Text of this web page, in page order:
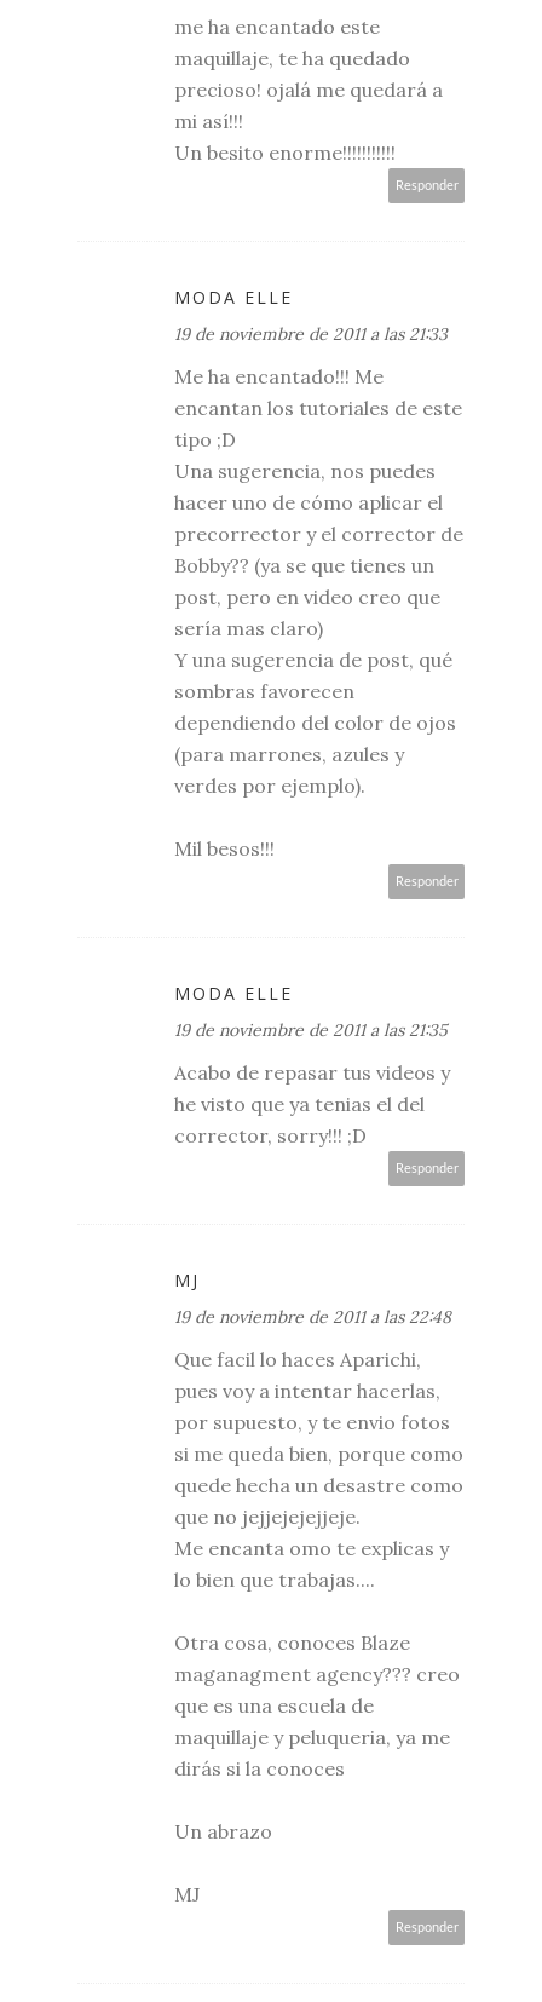
me ha encantado este
maquillaje, te ha quedado
precioso! ojalá me quedará a
mi así!!!
Un besito enorme!!!!!!!!!!!
Responder
MODA ELLE
19 de noviembre de 2011 a las 21:33
Me ha encantado!!! Me
encantan los tutoriales de este
tipo ;D
Una sugerencia, nos puedes
hacer uno de cómo aplicar el
precorrector y el corrector de
Bobby?? (ya se que tienes un
post, pero en video creo que
sería mas claro)
Y una sugerencia de post, qué
sombras favorecen
dependiendo del color de ojos
(para marrones, azules y
verdes por ejemplo).
Mil besos!!!
Responder
MODA ELLE
19 de noviembre de 2011 a las 21:35
Acabo de repasar tus videos y
he visto que ya tenias el del
corrector, sorry!!! ;D
Responder
MJ
19 de noviembre de 2011 a las 22:48
Que facil lo haces Aparichi,
pues voy a intentar hacerlas,
por supuesto, y te envio fotos
si me queda bien, porque como
quede hecha un desastre como
que no jejjejejejjeje.
Me encanta omo te explicas y
lo bien que trabajas....
Otra cosa, conoces Blaze
maganagment agency??? creo
que es una escuela de
maquillaje y peluqueria, ya me
dirás si la conoces
Un abrazo
MJ
Responder